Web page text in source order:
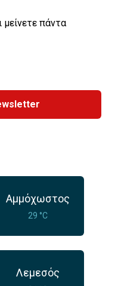
πάντα
Αμμόχωστος
29 °C
Λεμεσός